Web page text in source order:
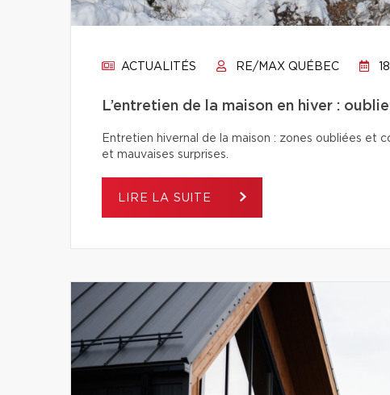
ACTUALITÉS RE/MAX QUÉBEC
L’entretien de la maison en hiver :
Entretien hivernal de la maison : zones oubliées et
et mauvaises surprises.
LIRE LA SUITE